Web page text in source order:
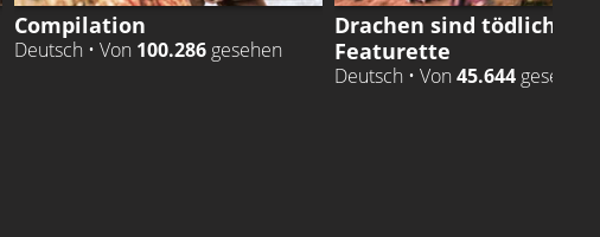
Compilation
Deutsch • Von 100.286 gesehen
Drachen sind tödlich! -
Featurette
Deutsch • Von 45.644 gesehen